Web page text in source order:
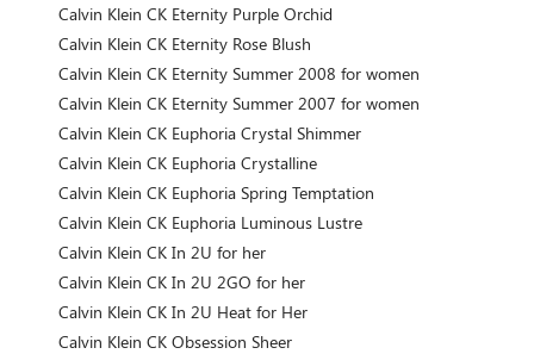
Calvin Klein CK Eternity Purple Orchid
Calvin Klein CK Eternity Rose Blush
Calvin Klein CK Eternity Summer 2008 for women
Calvin Klein CK Eternity Summer 2007 for women
Calvin Klein CK Euphoria Crystal Shimmer
Calvin Klein CK Euphoria Crystalline
Calvin Klein CK Euphoria Spring Temptation
Calvin Klein CK Euphoria Luminous Lustre
Calvin Klein CK In 2U for her
Calvin Klein CK In 2U 2GO for her
Calvin Klein CK In 2U Heat for Her
Calvin Klein CK Obsession Sheer